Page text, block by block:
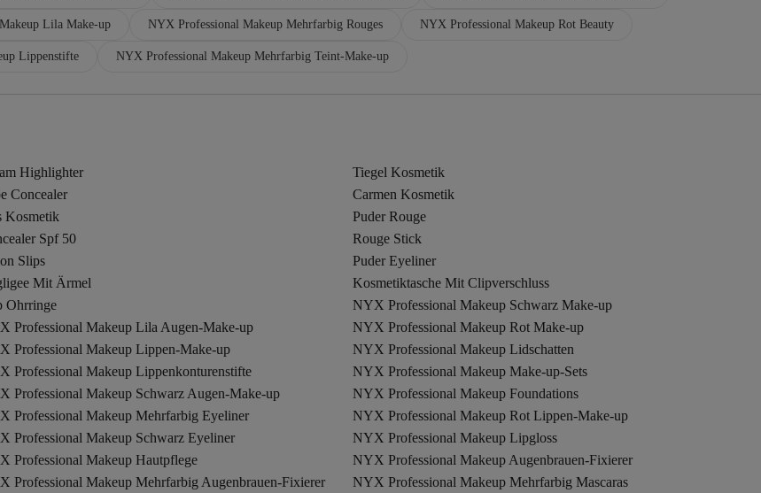
Lila Make-up NYX Professional Makeup Mehrfarbig Rouges NYX Professional Makeup Rot Beauty
Lippenstifte NYX Professional Makeup Mehrfarbig Teint-Make-up
Highlighter
Tiegel Kosmetik
Concealer
Carmen Kosmetik
Kosmetik
Puder Rouge
Spf 50
Rouge Stick
Slips
Puder Eyeliner
Mit Ärmel
Kosmetiktasche Mit Clipverschluss
Ohrringe
NYX Professional Makeup Schwarz Make-up
Professional Makeup Lila Augen-Make-up
NYX Professional Makeup Rot Make-up
Professional Makeup Lippen-Make-up
NYX Professional Makeup Lidschatten
Professional Makeup Lippenkonturenstifte
NYX Professional Makeup Make-up-Sets
Professional Makeup Schwarz Augen-Make-up
NYX Professional Makeup Foundations
Professional Makeup Mehrfarbig Eyeliner
NYX Professional Makeup Rot Lippen-Make-up
Professional Makeup Schwarz Eyeliner
NYX Professional Makeup Lipgloss
Professional Makeup Hautpflege
NYX Professional Makeup Augenbrauen-Fixierer
Professional Makeup Mehrfarbig Augenbrauen-Fixierer
NYX Professional Makeup Mehrfarbig Mascaras